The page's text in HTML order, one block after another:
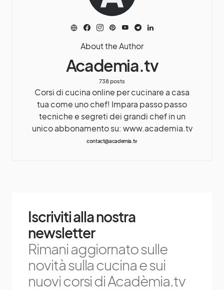
About the Author
Academia.tv
738 posts
Corsi di cucina online per cucinare a casa
tua come uno chef! Impara passo passo
tecniche e segreti dei grandi chef in un
unico abbonamento su: www.academia.tv
contact@academia.tv
Iscriviti alla nostra
newsletter
Rimani aggiornato sulle
novità sulla cucina e sui
nuovi corsi di Acadèmia.tv